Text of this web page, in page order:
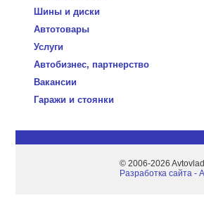
Шины и диски
Автотовары
Услуги
Автобизнес, партнерство
Вакансии
Гаражи и стоянки
© 2006-2026
Разработка сайта -